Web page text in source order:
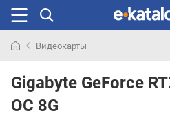
раньше
Видеокарты
Gigabyte GeForce
OC 8G